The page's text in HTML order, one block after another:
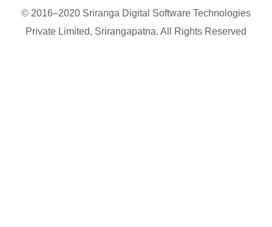
© 2016–2020 Sriranga Digital Software Technologies
Private Limited, Srirangapatna. All Rights Reserved